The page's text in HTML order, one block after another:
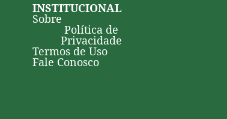
INSTITUCIONAL
Sobre
Política de
Privacidade
Termos de Uso
Fale Conosco